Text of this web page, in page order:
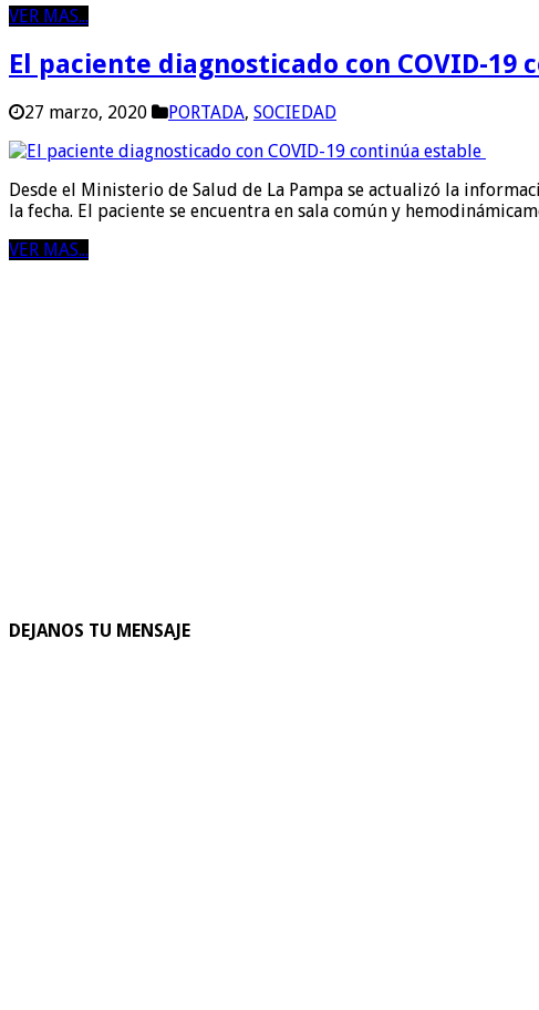
VER MAS...
El paciente diagnosticado con COVID-19
27 marzo, 2020 PORTADA, SOCIEDAD
Desde el Ministerio de Salud de La Pampa se actualizó la
la fecha. El paciente se encuentra en sala común y
VER MAS...
DEJANOS TU MENSAJE